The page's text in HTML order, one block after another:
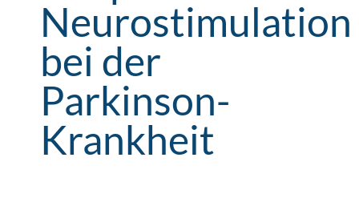
Neurostimulation
bei der
Parkinson-
Krankheit